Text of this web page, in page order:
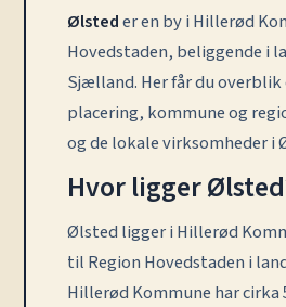
Ølsteder en by i Hillerød
Hovedstaden, beliggende i
Sjælland. Her får du overblik
placering, kommune og
og de lokale virksomheder i
Hvor ligger
Ølsted ligger i Hillerød
til Region Hovedstaden i
Hillerød Kommune har cirka